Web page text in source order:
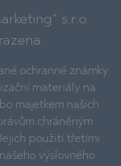
s.r.o.
ochranné známky.
materiály na
majetkem našich
chráněným
použití třetími
výslovného